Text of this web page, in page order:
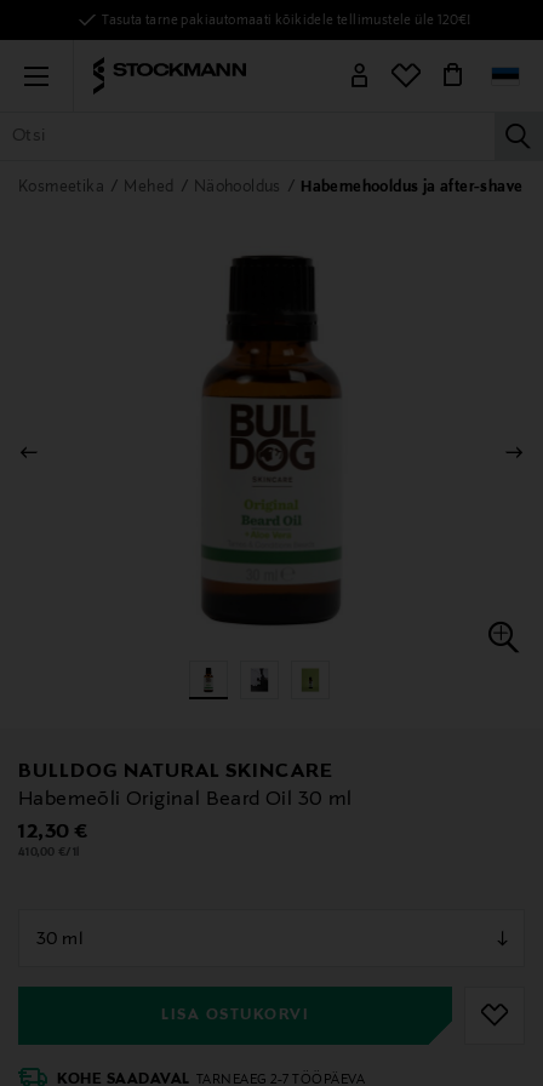
Tasuta tarne pakiautomaati kõikidele tellimustele üle 120€!
Menu
KÕIK TOOTED NAISED MEHED LAPSED KODU
Kosmeetika Mehed Näohooldus Habemehooldus ja after-shave
BULLDOG NATURAL SKINCARE
Habemeõli Original Beard Oil 30 ml
Original Price
12,30 €
410,00 €/1l
LISA OSTUKORVI
KOHE SAADAVAL TARNEAEG 2-7 TÖÖPÄEVA